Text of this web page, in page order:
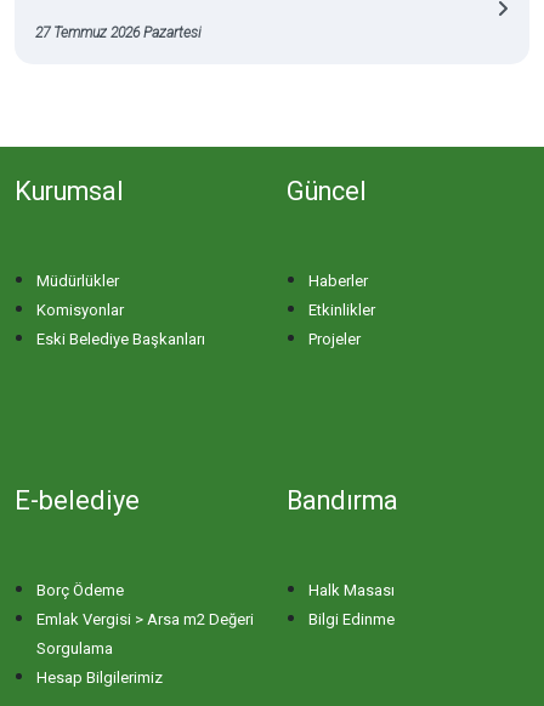
27 Temmuz 2026 Pazartesi
Kurumsal
Müdürlükler
Komisyonlar
Eski Belediye Başkanları
Güncel
Haberler
Etkinlikler
Projeler
E-belediye
Borç Ödeme
Emlak Vergisi > Arsa m2 Değeri
Sorgulama
Hesap Bilgilerimiz
Bandırma
Halk Masası
Bilgi Edinme